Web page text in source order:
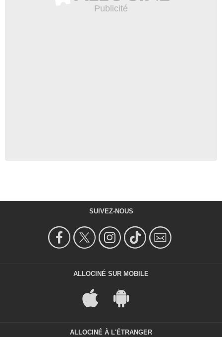
SUIVEZ-NOUS
ALLOCINÉ SUR MOBILE
ALLOCINÉ À L'ÉTRANGER